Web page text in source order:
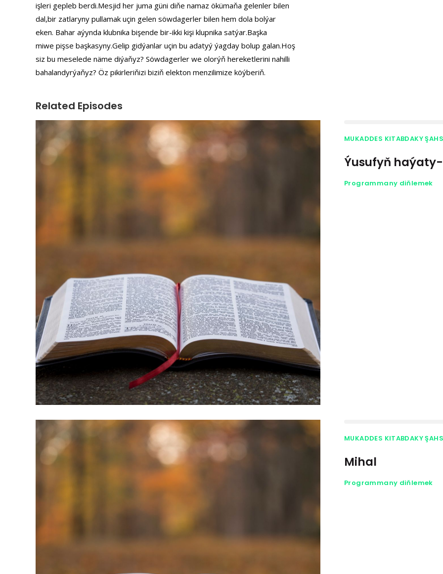
işleri gepleb berdi.Mesjid her juma güni diňe namaz ökümaňa gelenler bilen
dal,bir zatlaryny pullamak uçin gelen söwdagerler bilen hem dola bolýar
eken. Bahar aýynda klubnika bişende bir-ikki kişi klupnika satýar.Başka
miwe pişse başkasyny.Gelip gidýanlar uçin bu adatyý ýagday bolup galan.Hoş
siz bu meselede näme diýaňyz? Söwdagerler we olorýň hereketlerini nahilli
bahalandyrýaňyz? Öz pikirleriňizi biziň elekton menzilimize köýberiň.
Related Episodes
MUKADDES KITABDAKY
Ýusufyň
Programmany diňlemek
MUKADDES KITABDAKY
Mihal
Programmany diňlemek